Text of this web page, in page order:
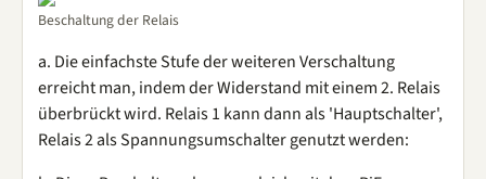
Beschaltung der Relais
a. Die einfachste Stufe der weiteren Verschaltung
erreicht man, indem der Widerstand mit einem 2. Relais
überbrückt wird. Relais 1 kann dann als 'Hauptschalter',
Relais 2 als Spannungsumschalter genutzt werden: